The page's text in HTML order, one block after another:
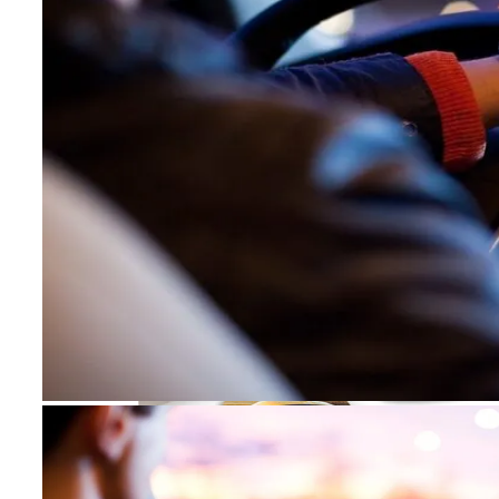
Пять Признаков Депрессии, Которые
Нельзя Игнорировать
Названы Даты Встречи Зеленского И
«Аватар» Вдохновил Mercedes-Benz На
Создание Футуристического Авто